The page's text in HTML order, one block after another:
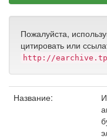
Пожалуйста,
цитировать или
http://
Название: